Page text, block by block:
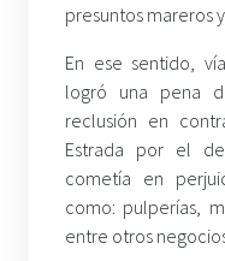
presuntos mareros
En ese sentido,
logró una pena
reclusión en
Estrada por el
cometía en
como: pulperías,
entre otros